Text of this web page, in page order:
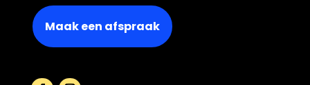
Maak een afspraak